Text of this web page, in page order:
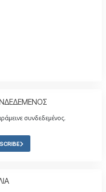
συνδεδεμένος.